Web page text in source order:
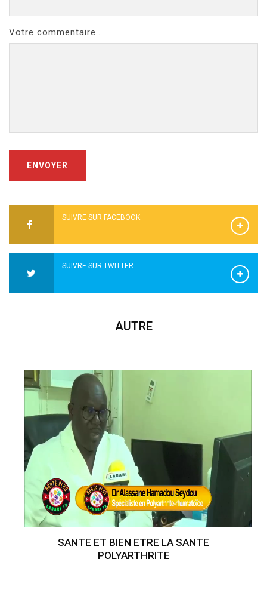
Votre commentaire..
ENVOYER
SUIVRE SUR FACEBOOK
SUIVRE SUR TWITTER
AUTRE
SANTE ET BIEN ETRE LA SANTE
POLYARTHRITE